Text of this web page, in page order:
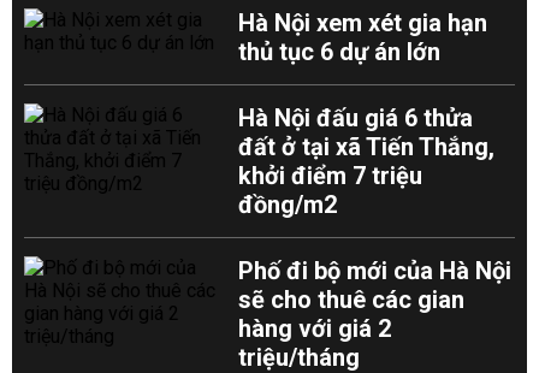
Hà Nội xem xét gia hạn
thủ tục 6 dự án lớn
Hà Nội đấu giá 6 thửa
đất ở tại xã Tiến Thắng,
khởi điểm 7 triệu
đồng/m2
Phố đi bộ mới của Hà Nội
sẽ cho thuê các gian
hàng với giá 2
triệu/tháng